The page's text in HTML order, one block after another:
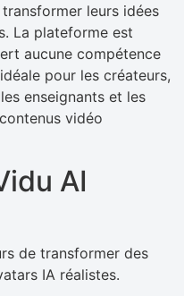
leurs idées
La plateforme est
aucune compétence
pour les créateurs,
enseignants et les
vidéo
AI
de transformer des
IA réalistes.